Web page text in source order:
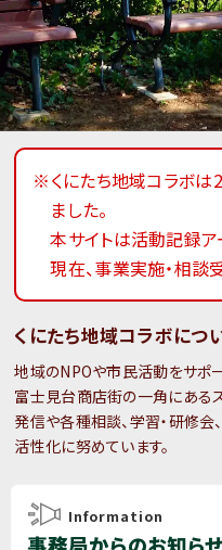
※くにたち地域コラボは
ました。
本サイトは活動記録ア
現在、事業実施・相談
くにたち地域コラボにつ
地域のNPOや市民活動をサポ
富士見台商店街の一角にあるス
発信や各種相談、学習・研修会
活性化に努めています。
Information